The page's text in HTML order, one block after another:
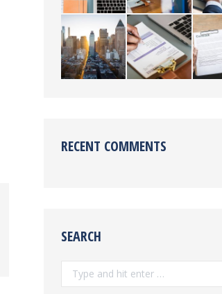
RECENT COMMENTS
SEARCH
Search: